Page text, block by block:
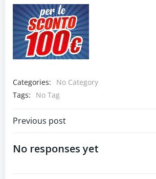
Categories:
No Category
Tags:
No Tag
Navigazione
articoli
Previous post
No responses yet